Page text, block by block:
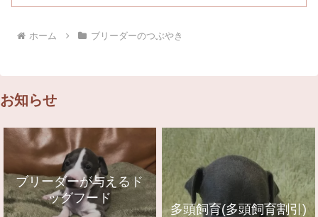
ホーム ブリーダーのつぶやき
お知らせ
ブリーダーが与えるド
ッグフード
多頭飼育(多頭飼育割引)